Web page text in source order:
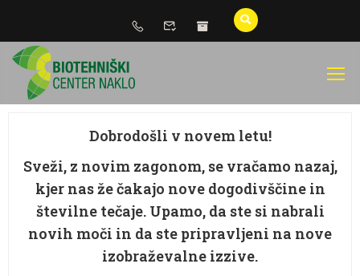
Dobrodošli v novem letu!
Sveži, z novim zagonom, se vračamo nazaj,
kjer nas že čakajo nove dogodivščine in
številne tečaje. Upamo, da ste si nabrali
novih moči in da ste pripravljeni na nove
izobraževalne izzive.